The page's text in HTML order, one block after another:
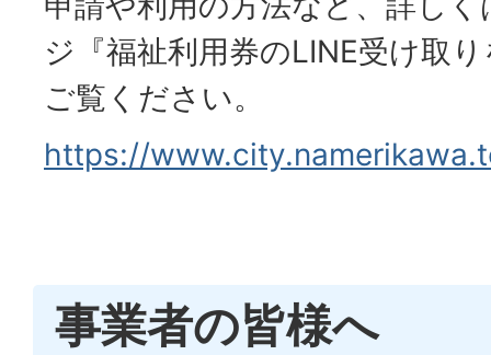
ジ『福祉利用券のLINE受け取
ご覧ください。
https://
事業者の皆様へ